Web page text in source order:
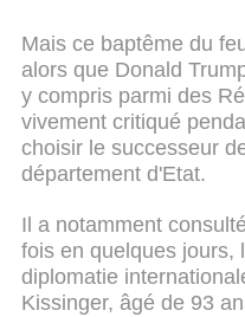
Mais ce baptême du
alors que Donald
y compris parmi des
vivement critiqué
choisir le successeur
département d'Etat.
Il a notamment
fois en quelques jours,
diplomatie
Kissinger, âgé de 93